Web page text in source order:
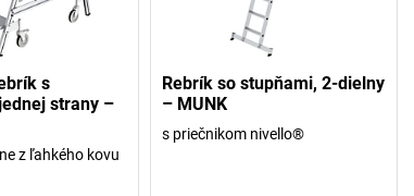
s
strany –
z ľahkého kovu
Rebrík so stupňami, 2-dielny
– MUNK
s priečnikom nivello®